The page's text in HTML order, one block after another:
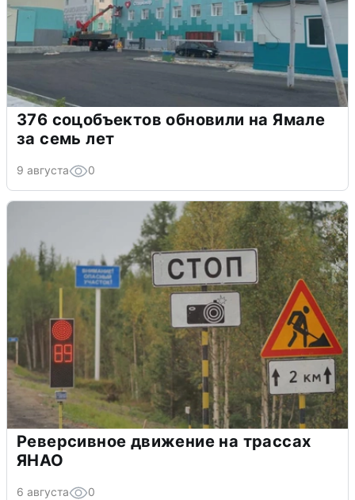
376 соцобъектов обновили на Ямале
за семь лет
9 августа 0
Реверсивное движение на трассах
ЯНАО
6 августа 0